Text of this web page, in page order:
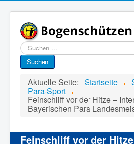
Suchen
...
Suchen
Aktuelle Seite: Startseite
Para-Sport
Feinschliff vor der Hitze –
Bayerischen Para
Feinschliff vor der